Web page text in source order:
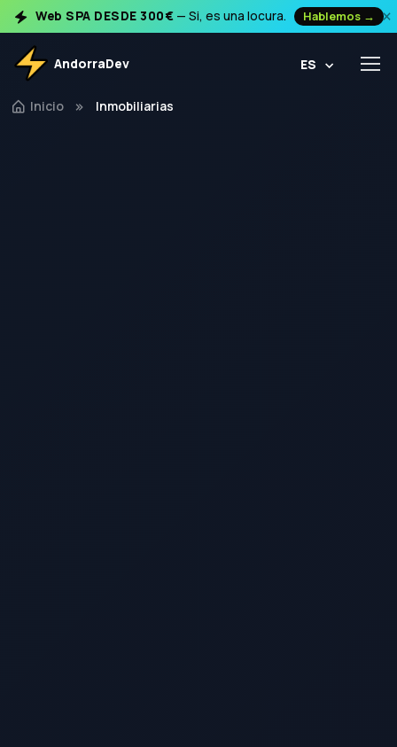
Web SPA DESDE 300€ — Si, es una locura. Hablemos → ×
AndorraDev ES
Inicio Inmobiliarias